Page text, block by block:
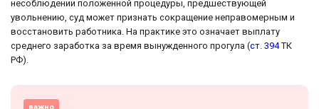
несоблюдении положенной процедуры, предшествующей
увольнению, суд может признать сокращение неправомерным и
восстановить работника. На практике это означает выплату
среднего заработка за время вынужденного прогула (ст. 394ТК
РФ).